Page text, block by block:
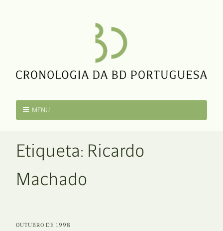
MENU
Etiqueta: Ricardo
Machado
OUTUBRO DE 1998